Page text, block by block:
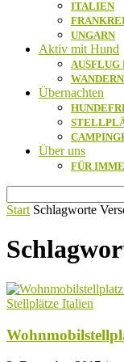
ITALIEN
UNGARN
Aktiv mit Hund
AUSFLUG
Übernachten
Über uns
FÜR
Start Schlagworte
Stellplätze Italien